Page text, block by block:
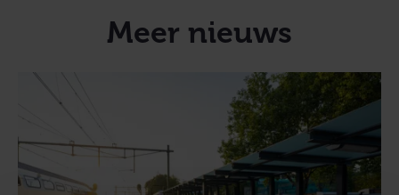
Meer nieuws